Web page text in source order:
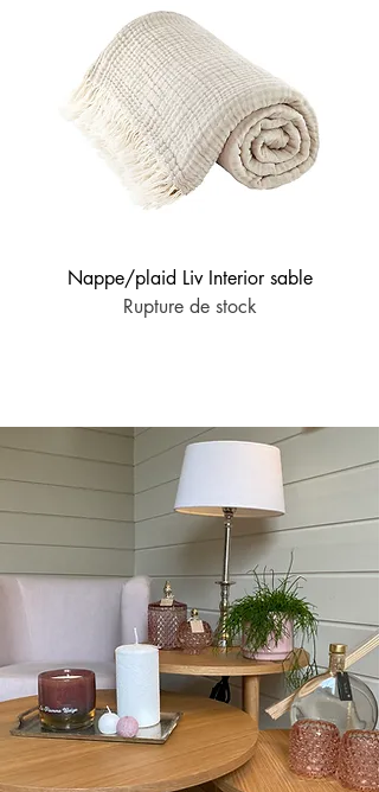
par la couleur. Petite table d'appoint et
étagère également disponible dans de
nombreuses couleurs et finitions.
N'hésitez pas à prendre rendez-vous au
showroom pour voir l'étendue de la
gamme !
N'hésiter pas à rajouter un peu de
"zenitude" à votre intérieur en y incluant
une ou plusieurs plantes vertes.
Nappe/plaid Liv Interior sable
Rupture de stock